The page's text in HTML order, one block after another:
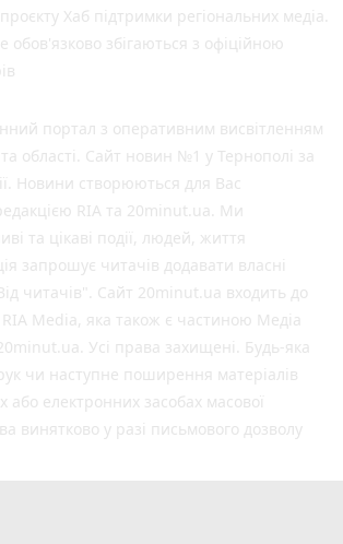
Хаб підтримки регіональних медіа.
обов'язково збігаються з офіційною
портал з оперативним висвітленням
області. Сайт новин №1 у Тернополі за
Новини створюються для Вас
RIA та 20minut.ua. Ми
та цікаві події, людей, життя
запрошує читачів додавати власні
читачів". Сайт 20minut.ua входить до
Media, яка також є частиною Медіа
Усі права захищені. Будь-яка
чи наступне поширення матеріалів
або електронних засобах масової
винятково у разі письмового дозволу